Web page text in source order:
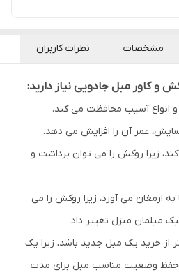
مشخصات نظرات کاربران
کند، زیرا روکش را می توان برداشت و
به ارمغان می آورد، زیرا روکش را می
مبلمان منزل تغییر داد.
از خرید یک مبل جدید باشد، زیرا یک
وضعیت مناسب مبل برای مدت